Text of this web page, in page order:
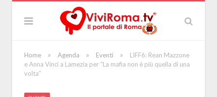
Home » Agenda » Eventi »
LIFF6: Rean Mazzone
e Anna Vinci a Lamezia per “La mafia non è più quella di una
volta”